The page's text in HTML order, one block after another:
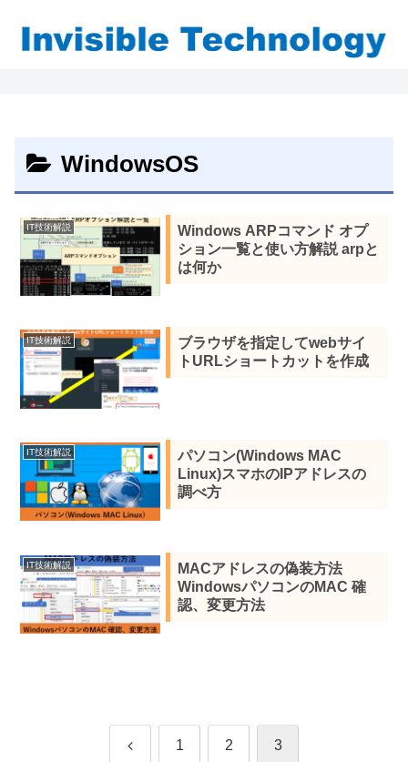
WindowsOS
IT技術解説
Windows ARPコマンド オプ
ション一覧と使い方解説 arpと
は何か
IT技術解説
ブラウザを指定してwebサイ
トURLショートカットを作成
IT技術解説
パソコン(Windows MAC
Linux)スマホのIPアドレスの
調べ方
IT技術解説
MACアドレスの偽装方法
WindowsパソコンのMAC 確
認、変更方法
前 1 2 3